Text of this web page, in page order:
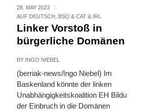
28. MAY 2023
AUF DEUTSCH
BSQ & CAT & IRL
Linker Vorstoß in
bürgerliche Domänen
BY INGO NIEBEL
(berriak-news/Ingo Niebel) Im
Baskenland könnte der linken
Unabhängigkeitskoalition EH Bildu
der Einbruch in die Domänen